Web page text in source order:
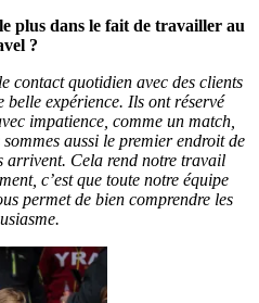
plus dans le fait de travailler au
?
contact quotidien avec des clients
expérience. Ils ont réservé
impatience, comme un match,
aussi le premier endroit de
arrivent. Cela rend notre travail
c’est que toute notre équipe
permet de bien comprendre les